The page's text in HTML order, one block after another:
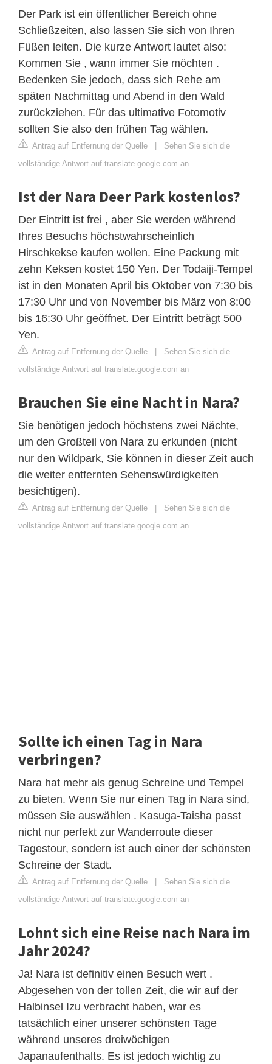
Der Park ist ein öffentlicher Bereich ohne
Schließzeiten, also lassen Sie sich von Ihren
Füßen leiten. Die kurze Antwort lautet also:
Kommen Sie , wann immer Sie möchten .
Bedenken Sie jedoch, dass sich Rehe am
späten Nachmittag und Abend in den Wald
zurückziehen. Für das ultimative Fotomotiv
sollten Sie also den frühen Tag wählen.
Antrag auf Entfernung der Quelle | Sehen Sie sich die
vollständige Antwort auf translate.google.com an
Ist der Nara Deer Park kostenlos?
Der Eintritt ist frei , aber Sie werden während
Ihres Besuchs höchstwahrscheinlich
Hirschkekse kaufen wollen. Eine Packung mit
zehn Keksen kostet 150 Yen. Der Todaiji-Tempel
ist in den Monaten April bis Oktober von 7:30 bis
17:30 Uhr und von November bis März von 8:00
bis 16:30 Uhr geöffnet. Der Eintritt beträgt 500
Yen.
Antrag auf Entfernung der Quelle | Sehen Sie sich die
vollständige Antwort auf translate.google.com an
Brauchen Sie eine Nacht in Nara?
Sie benötigen jedoch höchstens zwei Nächte,
um den Großteil von Nara zu erkunden (nicht
nur den Wildpark, Sie können in dieser Zeit auch
die weiter entfernten Sehenswürdigkeiten
besichtigen).
Antrag auf Entfernung der Quelle | Sehen Sie sich die
vollständige Antwort auf translate.google.com an
Sollte ich einen Tag in Nara
verbringen?
Nara hat mehr als genug Schreine und Tempel
zu bieten. Wenn Sie nur einen Tag in Nara sind,
müssen Sie auswählen . Kasuga-Taisha passt
nicht nur perfekt zur Wanderroute dieser
Tagestour, sondern ist auch einer der schönsten
Schreine der Stadt.
Antrag auf Entfernung der Quelle | Sehen Sie sich die
vollständige Antwort auf translate.google.com an
Lohnt sich eine Reise nach Nara im
Jahr 2024?
Ja! Nara ist definitiv einen Besuch wert .
Abgesehen von der tollen Zeit, die wir auf der
Halbinsel Izu verbracht haben, war es
tatsächlich einer unserer schönsten Tage
während unseres dreiwöchigen
Japanaufenthalts. Es ist jedoch wichtig zu